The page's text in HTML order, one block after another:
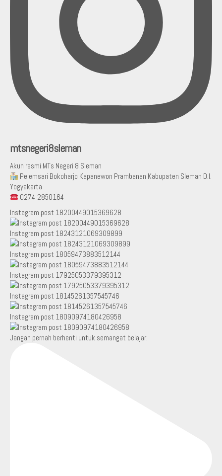
mtsnegeri8sleman
Akun resmi MTs Negeri 8 Sleman
Pelemsari Bokoharjo Kapanewon Prambanan Kabupaten Sleman D.I.
Yogyakarta
0274-2850164
Instagram post 18200449015369628
Instagram post 18243121069309899
Instagram post 18059473883512144
Instagram post 17925053379395312
Instagram post 18145261357545746
Instagram post 18090974180426958
Jangan pernah berhenti untuk semangat belajar.